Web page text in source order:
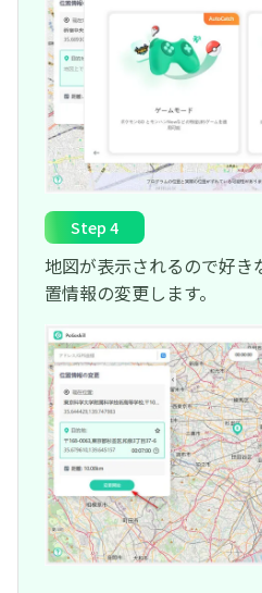
Step 4
地図が表示されるので好き
置情報の変更します。